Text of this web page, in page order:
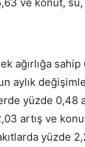
ağırlığa
aylık
yüzde 0,48
artış ve
yüzde